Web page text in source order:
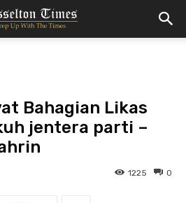
Bahagian Likas
jentera parti –
0
1225